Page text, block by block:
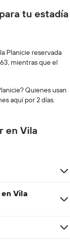
tu estadía
Planicie reservada
mientras que el
Quienes usan
aquí por 2 días.
en Vila
Vila